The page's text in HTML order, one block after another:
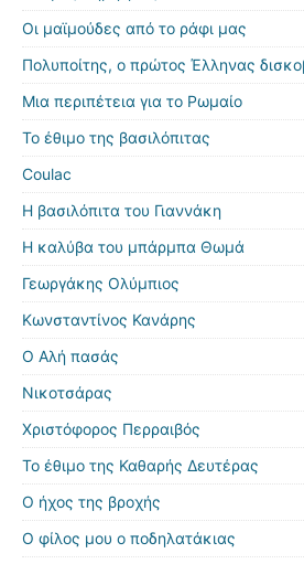
Οι μαϊμούδες από το ράφι μας
Πολυποίτης, ο πρώτος Έλληνας
Μια περιπέτεια για το Ρωμαίο
Το έθιμο της βασιλόπιτας
Coulac
Η βασιλόπιτα του Γιαννάκη
Η καλύβα του μπάρμπα Θωμά
Γεωργάκης Ολύμπιος
Κωνσταντίνος Κανάρης
Ο Αλή πασάς
Νικοτσάρας
Χριστόφορος Περραιβός
Το έθιμο της Καθαρής Δευτέρας
Ο ήχος της βροχής
Ο φίλος μου ο ποδηλατάκιας